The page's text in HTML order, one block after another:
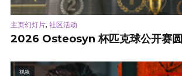
主页幻灯片, 社区活动
2026 Osteosyn 杯匹克球公开赛
视频